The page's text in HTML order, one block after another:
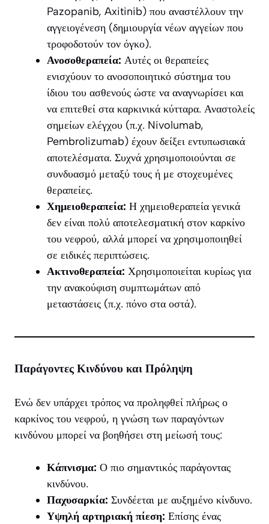
Pazopanib, Axitinib) που αναστέλλουν την
αγγειογένεση (δημιουργία νέων αγγείων που
τροφοδοτούν τον όγκο).
Ανοσοθεραπεία: Αυτές οι θεραπείες
ενισχύουν το ανοσοποιητικό σύστημα του
ίδιου του ασθενούς ώστε να αναγνωρίσει και
να επιτεθεί στα καρκινικά κύτταρα. Αναστολείς
σημείων ελέγχου (π.χ. Nivolumab,
Pembrolizumab) έχουν δείξει εντυπωσιακά
αποτελέσματα. Συχνά χρησιμοποιούνται σε
συνδυασμό μεταξύ τους ή με στοχευμένες
θεραπείες.
Χημειοθεραπεία: Η χημειοθεραπεία γενικά
δεν είναι πολύ αποτελεσματική στον καρκίνο
του νεφρού, αλλά μπορεί να χρησιμοποιηθεί
σε ειδικές περιπτώσεις.
Ακτινοθεραπεία: Χρησιμοποιείται κυρίως για
την ανακούφιση συμπτωμάτων από
μεταστάσεις (π.χ. πόνο στα οστά).
Παράγοντες Κινδύνου και Πρόληψη
Ενώ δεν υπάρχει τρόπος να προληφθεί πλήρως ο
καρκίνος του νεφρού, η γνώση των παραγόντων
κινδύνου μπορεί να βοηθήσει στη μείωσή τους:
Κάπνισμα: Ο πιο σημαντικός παράγοντας
κινδύνου.
Παχυσαρκία: Συνδέεται με αυξημένο κίνδυνο.
Υψηλή αρτηριακή πίεση: Επίσης ένας